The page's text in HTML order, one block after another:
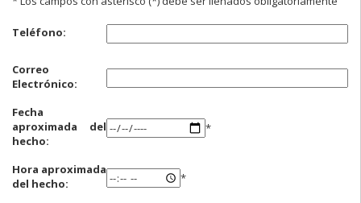
Teléfono:
Correo
Electrónico:
Fecha
aproximada del
hecho:
*
Hora aproximada
del hecho:
*